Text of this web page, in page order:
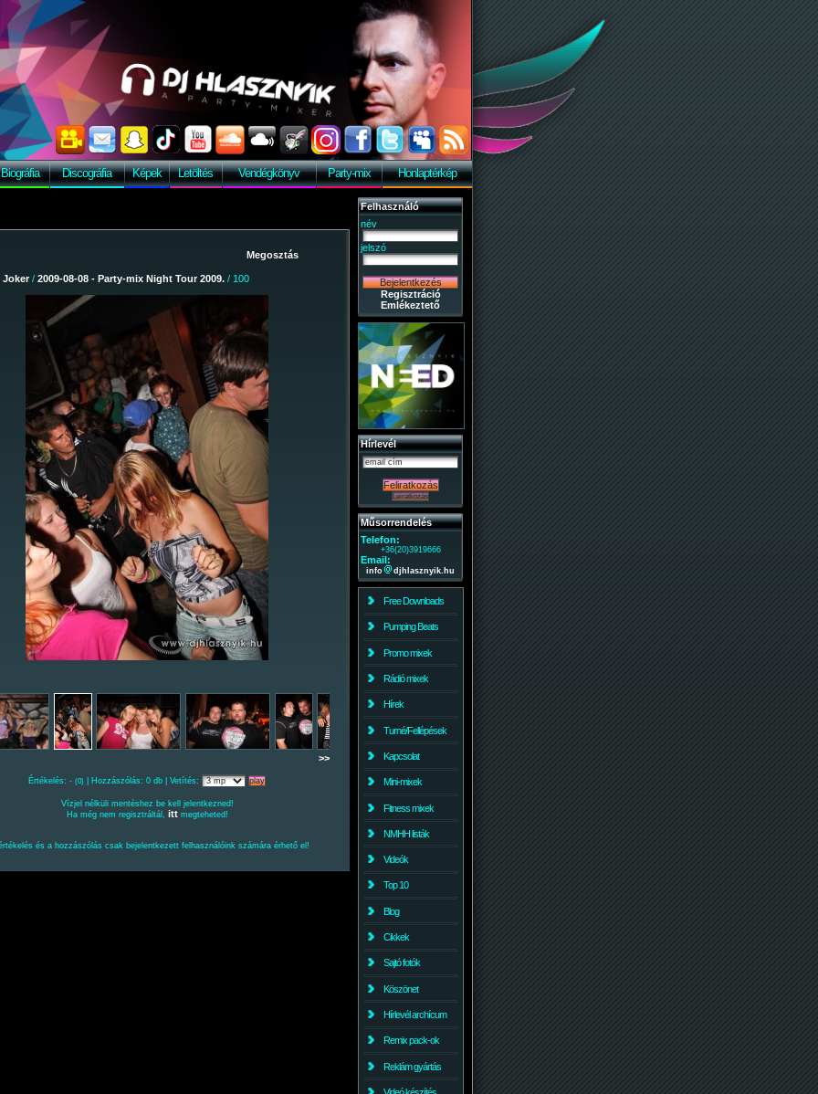
Biográfia Discográfia Képek Letöltés Vendégkönyv Party-mix Honlaptérkép
Joker / 2009-08-08 - Party-mix Night Tour 2009. / 100
>>
Értékelés: - (0) | Hozzászólás: 0 db | Vetítés:
Vízjel nélküli mentéshez be kell jelentkezned!
Ha még nem regisztráltál, ittmegteheted!
és a hozzászólás csak bejelentkezett felhasználóink számára érhető el!
Felhasználó
név
jelszó
Regisztráció
Emlékeztető
Hírlevél
Műsorrendelés
Telefon:
+36(20)3919666
Email:
info djhlasznyik.hu
Free Downloads
Pumping Beats
Promo mixek
Rádió mixek
Hírek
Turné/Fellépések
Kapcsolat
Mini-mixek
Fitness mixek
NMHH listák
Videók
Top 10
Blog
Cikkek
Sajtó fotók
Köszönet
Hírlevél archícum
Remix pack-ok
Reklám gyártás